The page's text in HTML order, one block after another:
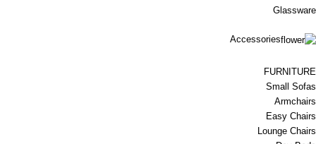
Glassware
Accessories
FURNITURE
Small Sofas
Armchairs
Easy Chairs
Lounge Chairs